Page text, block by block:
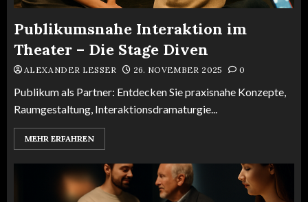
Publikumsnahe Interaktion im
Theater – Die Stage Diven
ALEXANDER LESSER 26. NOVEMBER 2025 0
Publikum als Partner: Entdecken Sie praxisnahe Konzepte,
Raumgestaltung, Interaktionsdramaturgie...
MEHR ERFAHREN